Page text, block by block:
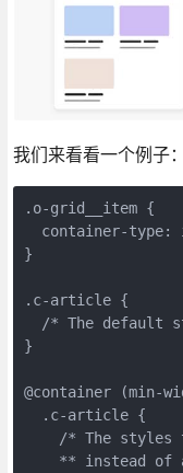
我们来看看一个例子：
.o-grid__item {
container-type:
}
.c-article {
/* The default
}
@container (min-
  .c-article {
/* The styles
** instead of